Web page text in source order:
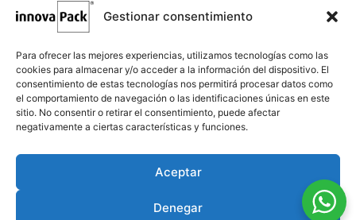
Gestionar consentimiento
Para ofrecer las mejores experiencias, utilizamos tecnologías como las
cookies para almacenar y/o acceder a la información del dispositivo. El
consentimiento de estas tecnologías nos permitirá procesar datos como
el comportamiento de navegación o las identificaciones únicas en este
sitio. No consentir o retirar el consentimiento, puede afectar
negativamente a ciertas características y funciones.
Aceptar
Denegar
©·Créditos: Redacción: Innovapack · Diseño e implementación
web: Manel Caparrós · Servidores y publicación:
Contenido blog: conten.blog